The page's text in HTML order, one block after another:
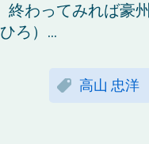
わってみれば豪州
ろ）...
高山 忠洋